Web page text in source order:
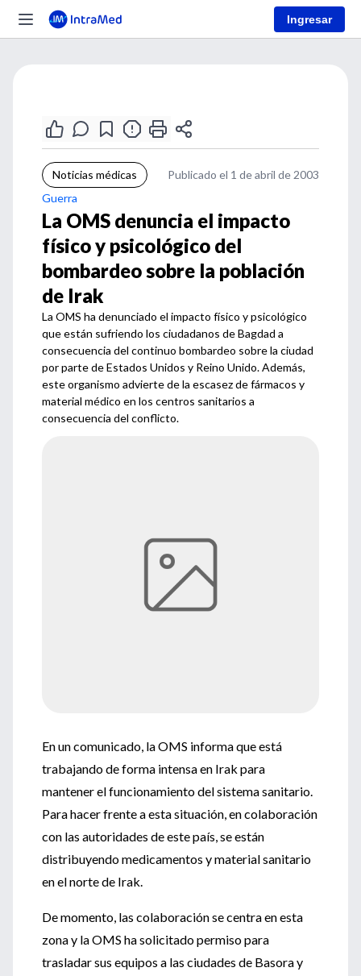
Ingresar
Noticias médicas
Publicado el 1 de abril de 2003
Guerra
La OMS denuncia el impacto
físico y psicológico del
bombardeo sobre la población
de Irak
La OMS ha denunciado el impacto físico y psicológico
que están sufriendo los ciudadanos de Bagdad a
consecuencia del continuo bombardeo sobre la ciudad
por parte de Estados Unidos y Reino Unido. Además,
este organismo advierte de la escasez de fármacos y
material médico en los centros sanitarios a
consecuencia del conflicto.
En un comunicado, la OMS informa que está
trabajando de forma intensa en Irak para
mantener el funcionamiento del sistema sanitario.
Para hacer frente a esta situación, en colaboración
con las autoridades de este país, se están
distribuyendo medicamentos y material sanitario
en el norte de Irak.
De momento, las colaboración se centra en esta
zona y la OMS ha solicitado permiso para
trasladar sus equipos a las ciudades de Basora y